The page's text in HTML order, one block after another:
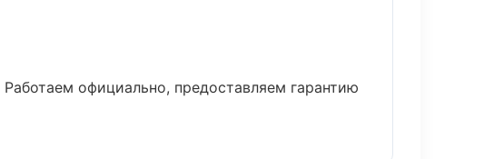
официально, предоставляем гарантию